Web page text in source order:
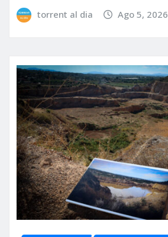
torrent al dia Ago 5, 2026